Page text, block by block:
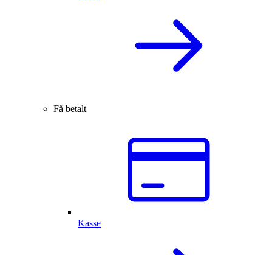
Få betalt
Kasse